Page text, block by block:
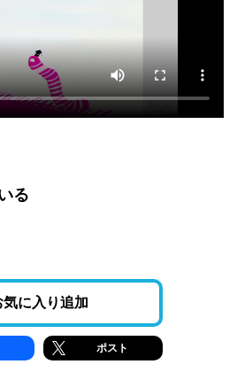
る
気に入り追加
ポスト